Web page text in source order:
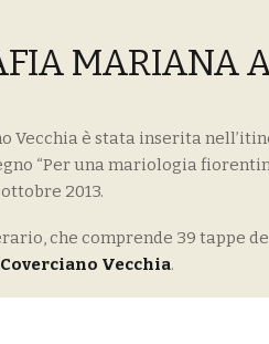
MARIANA
Vecchia è stata inserita
“Per una mariologia
2013.
che comprende 39 tappe
Coverciano Vecchia.